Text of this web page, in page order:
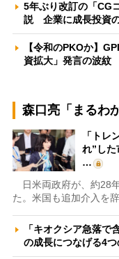
5年ぶり改訂の「CG
説 企業に成長投資
【令和のPKOか】
資拡大」発言の波
森口亮「まるわ
「トレ
れ”した
…
日米両政府が、約28
た。米国も追加介入を
「キオクシア急落
の成長につなげる4